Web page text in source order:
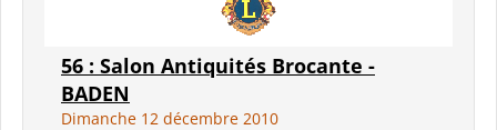
56 : Salon Antiquités Brocante -
BADEN
Dimanche 12 décembre 2010